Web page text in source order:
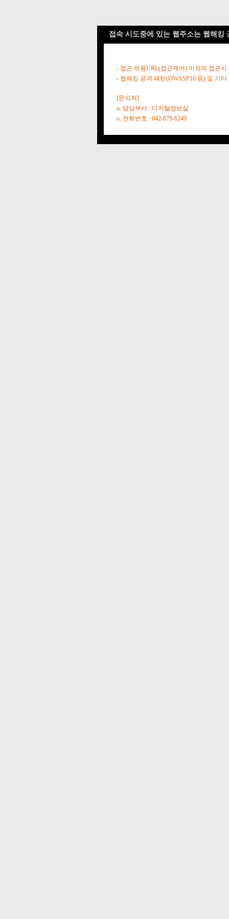
접속 시도중에 있는 웹주소는 웹해킹
- 접근 허용URL(접근제어) 이외의 접근시
- 웹해킹 공격 패턴(OWASP10 등) 및 기
[문의처]
o. 담당부서 : 디지털정보실
o. 전화번호 : 042-879-6249